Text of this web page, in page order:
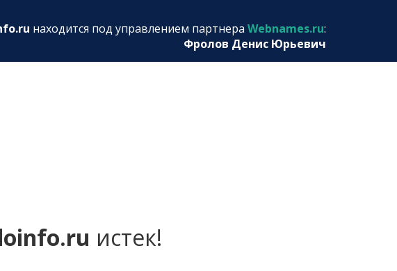
находится под управлением партнера Webnames.ru:
Фролов Денис Юрьевич
истек!